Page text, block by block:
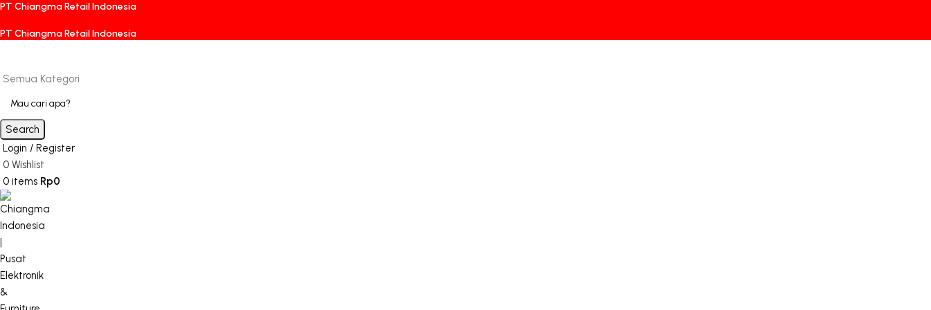
PT Chiangma Retail Indonesia
PT Chiangma Retail Indonesia
Semua Kategori
Search
Login / Register
0 Wishlist
0 items Rp0